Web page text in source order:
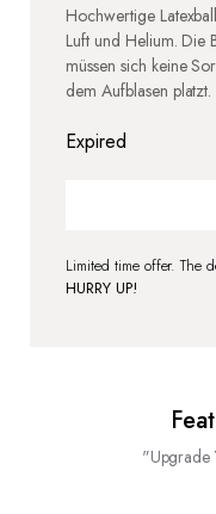
Hochwertige
Luft und Helium. Die
müssen sich keine
dem Aufblasen platzt.
Expired
Limited time offer. The
HURRY UP!
"Upgrade